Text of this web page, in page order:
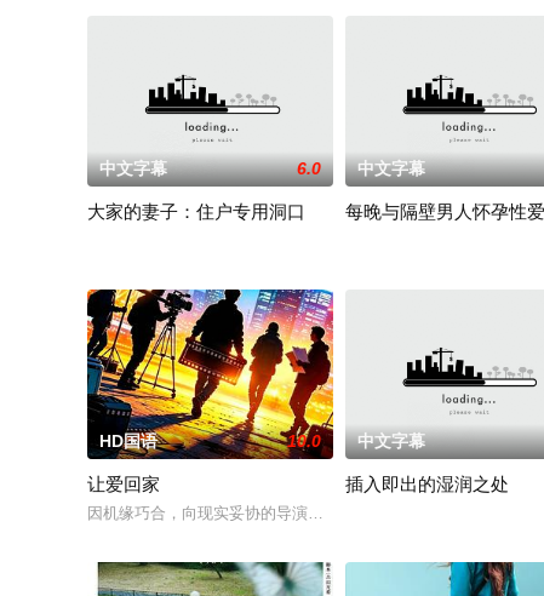
中文字幕 6.0
大家的妻子：住户专用洞口
中文字幕
每晚与隔壁男人怀孕性爱
HD国语 10.0
让爱回家
因机缘巧合，向现实妥协的导演朱达仁萌生拍一部《河南人在北
中文字幕
插入即出的湿润之处